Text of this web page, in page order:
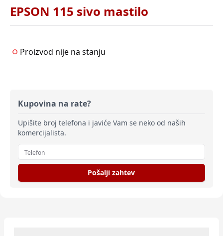
EPSON 115 sivo mastilo
Proizvod nije na stanju
Kupovina na rate?
Upišite broj telefona i javiće Vam se neko od naših
komercijalista.
Pošalji zahtev